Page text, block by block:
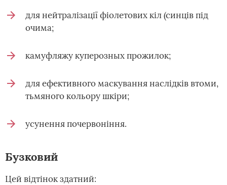
для нейтралізації фіолетових кіл (синців під
очима;
камуфляжу куперозных прожилок;
для ефективного маскування наслідків втоми,
тьмяного кольору шкіри;
усунення почервоніння.
Бузковий
Цей відтінок здатний: